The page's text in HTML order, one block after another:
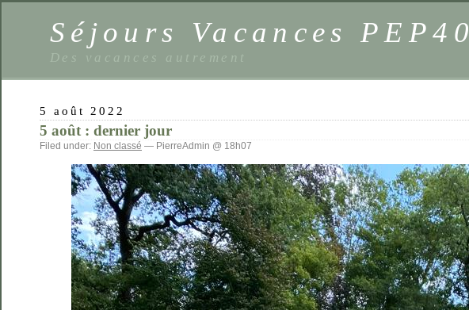
Séjours Vacances PEP40
Des vacances autrement
5 août 2022
5 août : dernier jour
Filed under: Non classé — PierreAdmin @ 18h07